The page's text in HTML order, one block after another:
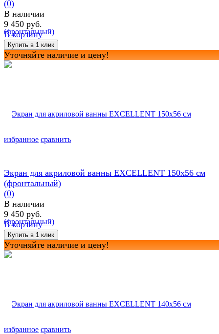
избранное сравнить
(0)
В наличии
9 450 руб.
В корзину
Уточняйте наличие и цену!
избранное сравнить
Экран для акриловой ванны EXCELLENT 150х56 см
(фронтальный)
(0)
В наличии
9 450 руб.
В корзину
Уточняйте наличие и цену!